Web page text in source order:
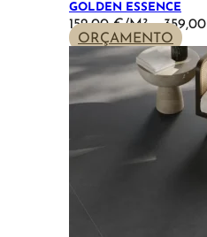
GOLDEN ESSENCE
152,00€ – 359,00
ORÇAMENTO